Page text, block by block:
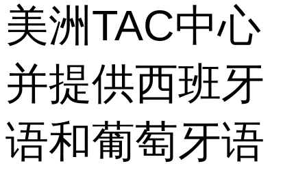
美洲TAC中心
并提供西班牙
语和葡萄牙语